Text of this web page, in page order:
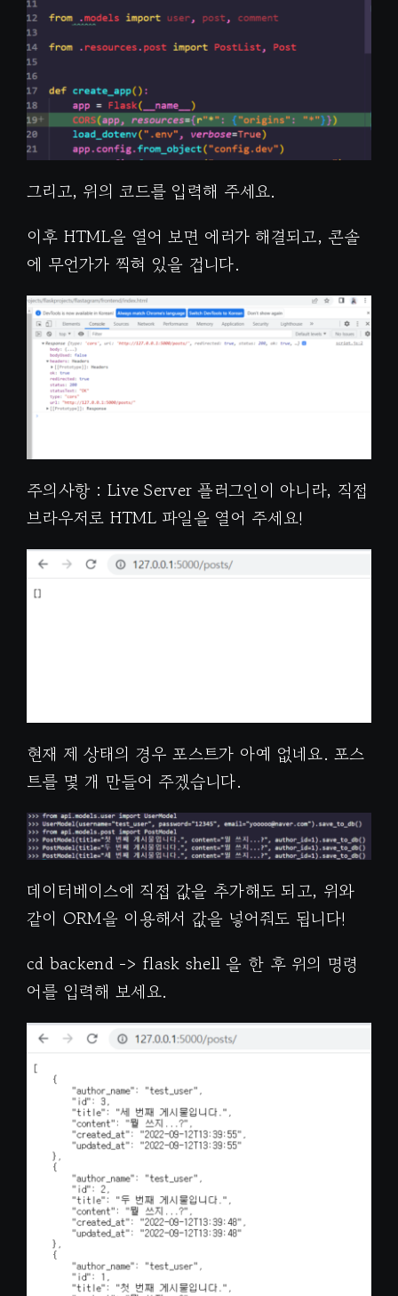
그리고, 위의 코드를 입력해 주세요.
이후 HTML을 열어 보면 에러가 해결되고, 콘솔
에 무언가가 찍혀 있을 겁니다.
주의사항 : Live Server 플러그인이 아니라, 직접
브라우저로 HTML 파일을 열어 주세요!
현재 제 상태의 경우 포스트가 아예 없네요. 포스
트를 몇 개 만들어 주겠습니다.
데이터베이스에 직접 값을 추가해도 되고, 위와
같이 ORM을 이용해서 값을 넣어줘도 됩니다!
cd backend -> flask shell 을 한 후 위의 명령
어를 입력해 보세요.